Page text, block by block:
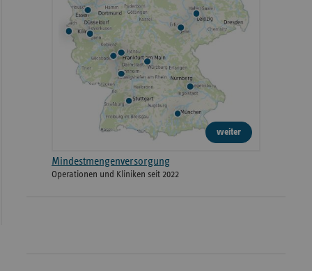
weiter
Mindestmengenversorgung
Operationen und Kliniken seit 2022